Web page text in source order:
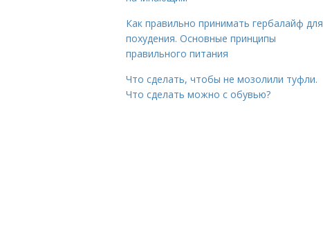
Как правильно принимать гербалайф для
похудения. Основные принципы
правильного питания
Что сделать, чтобы не мозолили туфли.
Что сделать можно с обувью?